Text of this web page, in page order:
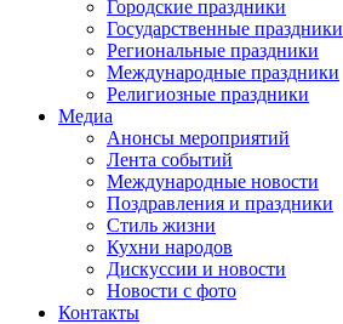
Городские праздники
Государственные праздники
Региональные праздники
Международные праздники
Религиозные праздники
Медиа
Анонсы мероприятий
Лента событий
Международные новости
Поздравления и праздники
Cтиль жизни
Кухни народов
Дискуссии и новости
Новости с фото
Контакты